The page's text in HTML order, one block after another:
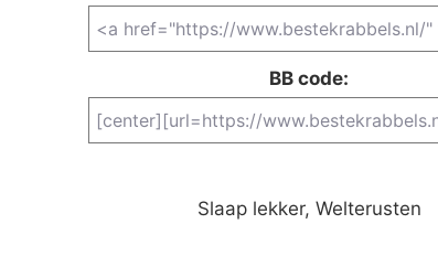
BB code:
Slaap lekker, Welterusten